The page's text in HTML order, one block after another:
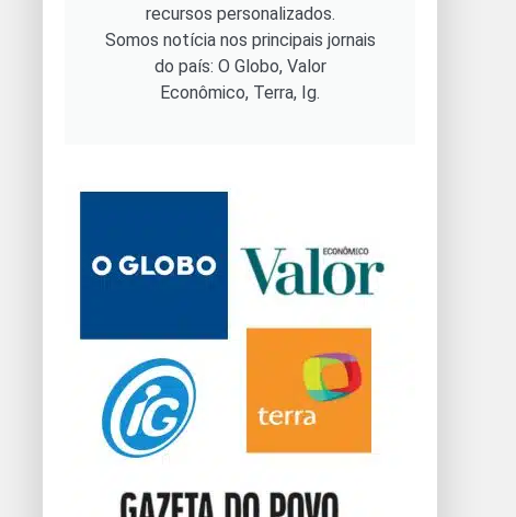
recursos personalizados.
Somos notícia nos principais jornais
do país: O Globo, Valor
Econômico, Terra, Ig.